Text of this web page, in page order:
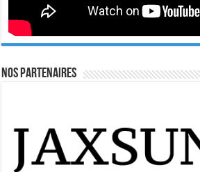
Nos Partenaires